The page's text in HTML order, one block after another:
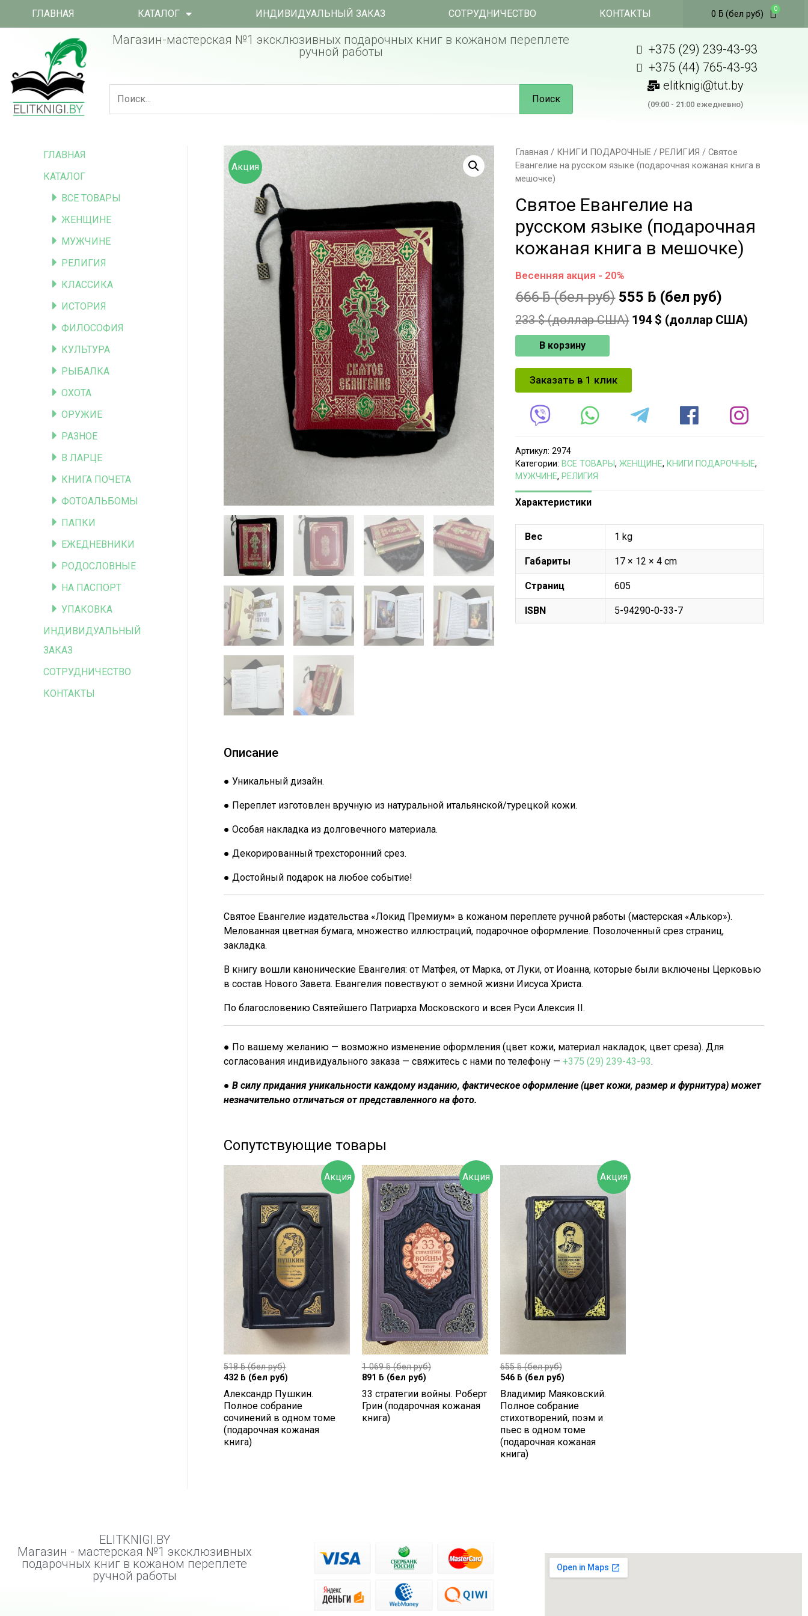
ГЛАВНАЯ КАТАЛОГ ИНДИВИДУАЛЬНЫЙ ЗАКАЗ СОТРУДНИЧЕСТВО КОНТАКТЫ 0 ƃ(бел руб)
Магазин-мастерская №1 эксклюзивных подарочных книг в кожаном переплете
ручной работы
Поиск
+375 (29) 239-43-93
+375 (44) 765-43-93
elitknigi@tut.by
(09:00 - 21:00 ежедневно)
ГЛАВНАЯ
КАТАЛОГ
ВСЕ ТОВАРЫ
ЖЕНЩИНЕ
МУЖЧИНЕ
РЕЛИГИЯ
КЛАССИКА
ИСТОРИЯ
ФИЛОСОФИЯ
КУЛЬТУРА
РЫБАЛКА
ОХОТА
ОРУЖИЕ
РАЗНОЕ
В ЛАРЦЕ
КНИГА ПОЧЕТА
ФОТОАЛЬБОМЫ
ПАПКИ
ЕЖЕДНЕВНИКИ
РОДОСЛОВНЫЕ
НА ПАСПОРТ
УПАКОВКА
ИНДИВИДУАЛЬНЫЙ
ЗАКАЗ
СОТРУДНИЧЕСТВО
КОНТАКТЫ
Акция
Главная / КНИГИ ПОДАРОЧНЫЕ /РЕЛИГИЯ / Святое
Евангелие на русском языке (подарочная кожаная книга в
мешочке)
Святое Евангелие на
русском языке (подарочная
кожаная книга в мешочке)
Весенняя акция - 20%
666ƃ(бел руб) 555 ƃ (бел руб)
233$ (доллар США) 194 $ (доллар США)
В корзину
Заказать в 1 клик
Артикул:2974
Категории: ВСЕ ТОВАРЫ,ЖЕНЩИНЕ, КНИГИ ПОДАРОЧНЫЕ,
МУЖЧИНЕ, РЕЛИГИЯ
Характеристики
Вес 1 kg
Габариты 17 × 12 × 4 cm
Страниц 605
ISBN 5-94290-0-33-7
Описание
● Уникальный дизайн.
● Переплет изготовлен вручную из натуральной итальянской/турецкой кожи.
● Особая накладка из долговечного материала.
● Декорированный трехсторонний срез.
● Достойный подарок на любое событие!
Святое Евангелие издательства «Локид Премиум» в кожаном переплете ручной работы (мастерская «Алькор»).
Мелованная цветная бумага, множество иллюстраций, подарочное оформление. Позолоченный срез страниц,
закладка.
В книгу вошли канонические Евангелия: от Матфея, от Марка, от Луки, от Иоанна, которые были включены Церковью
в состав Нового Завета. Евангелия повествуют о земной жизни Иисуса Христа.
По благословению Святейшего Патриарха Московского и всея Руси Алексия II.
● По вашему желанию — возможно изменение оформления (цвет кожи, материал накладок, цвет среза). Для
согласования индивидуального заказа — свяжитесь с нами по телефону — +375 (29) 239-43-93.
● В силу придания уникальности каждому изданию, фактическое оформление (цвет кожи, размер и фурнитура) может
незначительно отличаться от представленного на фото.
Сопутствующие товары
Акция
518ƃ(бел руб)
432 ƃ (бел руб)
Александр Пушкин.
Полное собрание
сочинений в одном томе
(подарочная кожаная
книга)
Акция
1 069ƃ(бел руб)
891 ƃ (бел руб)
33 стратегии войны. Роберт
Грин (подарочная кожаная
книга)
Акция
655ƃ(бел руб)
546 ƃ (бел руб)
Владимир Маяковский.
Полное собрание
стихотворений, поэм и
пьес в одном томе
(подарочная кожаная
книга)
ELITKNIGI.BY
Магазин - мастерская №1 эксклюзивных
подарочных книг в кожаном переплете
ручной работы